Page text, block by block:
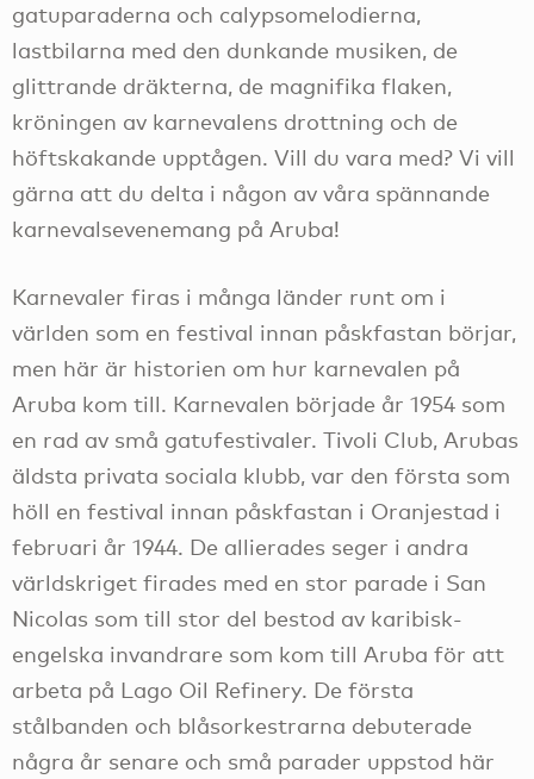
gatuparaderna och calypsomelodierna,
lastbilarna med den dunkande musiken, de
glittrande dräkterna, de magnifika flaken,
kröningen av karnevalens drottning och de
höftskakande upptågen. Vill du vara med? Vi vill
gärna att du delta i någon av våra spännande
karnevalsevenemang på Aruba!
Karnevaler firas i många länder runt om i
världen som en festival innan påskfastan börjar,
men här är historien om hur karnevalen på
Aruba kom till. Karnevalen började år 1954 som
en rad av små gatufestivaler. Tivoli Club, Arubas
äldsta privata sociala klubb, var den första som
höll en festival innan påskfastan i Oranjestad i
februari år 1944. De allierades seger i andra
världskriget firades med en stor parade i San
Nicolas som till stor del bestod av karibisk-
engelska invandrare som kom till Aruba för att
arbeta på Lago Oil Refinery. De första
stålbanden och blåsorkestrarna debuterade
några år senare och små parader uppstod här